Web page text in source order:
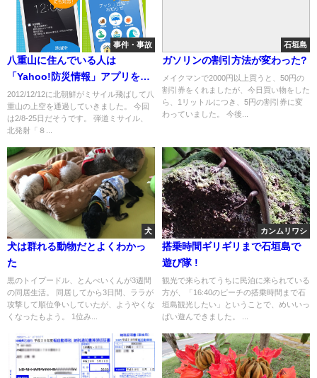
事件・事故
八重山に住んでいる人は
「Yahoo!防災情報」アプリを入
れておきましょう
2012/12/12に北朝鮮がミサイル飛ばして八
重山の上空を通過していきました。 今回
は2/8-25日だそうです。 弾道ミサイル、
北発射「８...
石垣島
ガソリンの割引方法が変わった?
メイクマンで2000円以上買うと、50円の
割引券をくれましたが、今日買い物をした
ら、1リットルにつき、5円の割引券に変
わっていました。 今後...
犬
犬は群れる動物だとよくわかっ
た
黒のトイプードル、とんべいくんが3週間
の同居生活。 同居してから3日間、ララが
攻撃して順位争いしていたが、ようやくな
くなったもよう。 1位み...
カンムリワシ
搭乗時間ギリギリまで石垣島で
遊び隊 !
観光で来られてうちに民泊に来られている
方が、「16:40のピーチの搭乗時間まで石
垣島観光したい」ということで、めいいっ
ぱい遊んできました。 ...